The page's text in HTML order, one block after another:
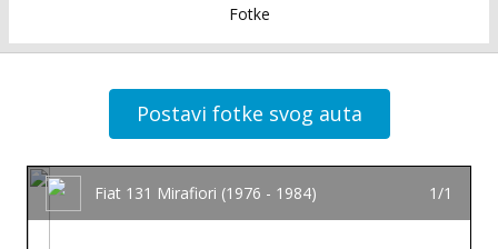
Fotke
Postavi fotke svog auta
Fiat 131 Mirafiori (1976 - 1984) 1/1